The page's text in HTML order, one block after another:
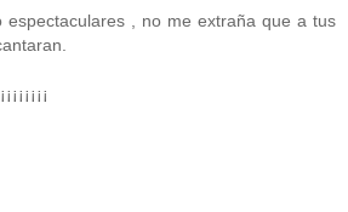
espectaculares , no me extraña que a tus